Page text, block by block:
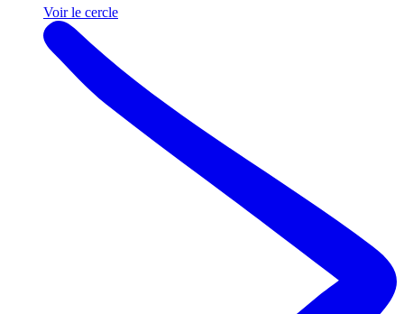
Voir le cercle